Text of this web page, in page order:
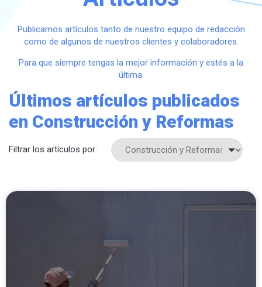
Publicamos artículos tanto de nuestro equipo de redacción
como de algunos de nuestros clientes y colaboradores.
Para que siempre tengas la mejor información y estés a la
última.
Últimos artículos publicados
en Construcción y Reformas
Filtrar los artículos por: